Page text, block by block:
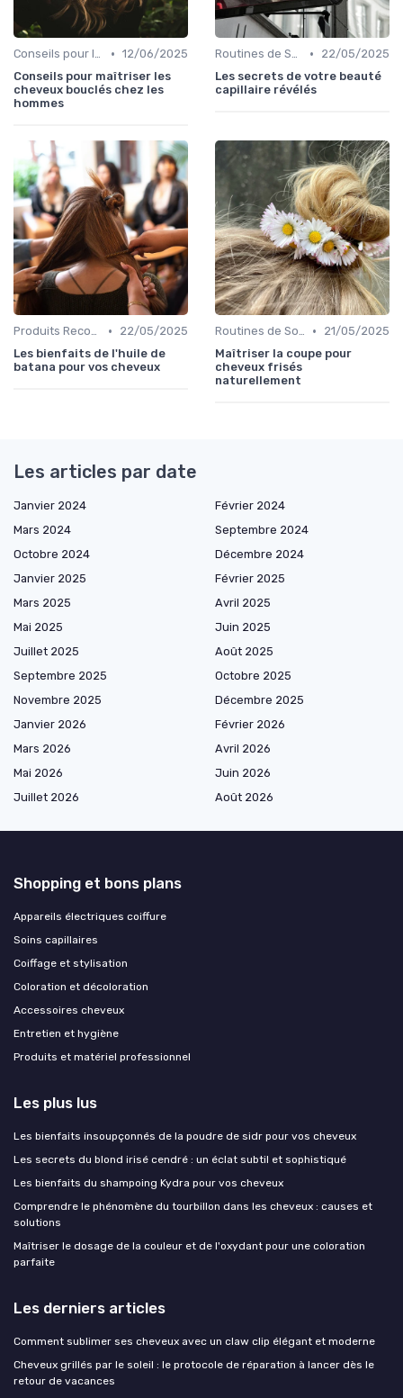
Conseils pour le Coiffage • 12/06/2025
Conseils pour maîtriser les
cheveux bouclés chez les
hommes
Routines de Soins Capillaires •
22/05/2025
Les secrets de votre beauté
capillaire révélés
Produits Recommandés •
22/05/2025
Les bienfaits de l'huile de
batana pour vos cheveux
Routines de Soins Capillaires •
21/05/2025
Maîtriser la coupe pour
cheveux frisés
naturellement
Les articles par date
Janvier 2024
Février 2024
Mars 2024
Septembre 2024
Octobre 2024
Décembre 2024
Janvier 2025
Février 2025
Mars 2025
Avril 2025
Mai 2025
Juin 2025
Juillet 2025
Août 2025
Septembre 2025
Octobre 2025
Novembre 2025
Décembre 2025
Janvier 2026
Février 2026
Mars 2026
Avril 2026
Mai 2026
Juin 2026
Juillet 2026
Août 2026
Shopping et bons plans
Appareils électriques coiffure
Soins capillaires
Coiffage et stylisation
Coloration et décoloration
Accessoires cheveux
Entretien et hygiène
Produits et matériel professionnel
Les plus lus
Les bienfaits insoupçonnés de la poudre de sidr pour vos cheveux
Les secrets du blond irisé cendré : un éclat subtil et sophistiqué
Les bienfaits du shampoing Kydra pour vos cheveux
Comprendre le phénomène du tourbillon dans les cheveux : causes et
solutions
Maîtriser le dosage de la couleur et de l'oxydant pour une coloration
parfaite
Les derniers articles
Comment sublimer ses cheveux avec un claw clip élégant et moderne
Cheveux grillés par le soleil : le protocole de réparation à lancer dès le
retour de vacances